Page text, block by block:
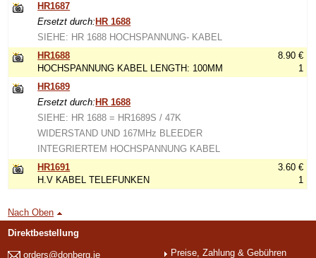
HR1687
Ersetzt durch: HR 1688
SIEHE: HR 1688 HOCHSPANNUNG- KABEL
HR1688
HOCHSPANNUNG KABEL LENGTH: 100MM
8.90 €
1
HR1689
Ersetzt durch: HR 1688
SIEHE: HR 1688 = HR1689S / 47K
WIDERSTAND UND 167MHz BLEEDER
INTEGRIERTEM HOCHSPANNUNG KABEL
HR1691
H.V KABEL TELEFUNKEN
3.60 €
1
Nach Oben
Direktbestellung
orders@donberg.ie
Preise, Zahlung & Gebühren